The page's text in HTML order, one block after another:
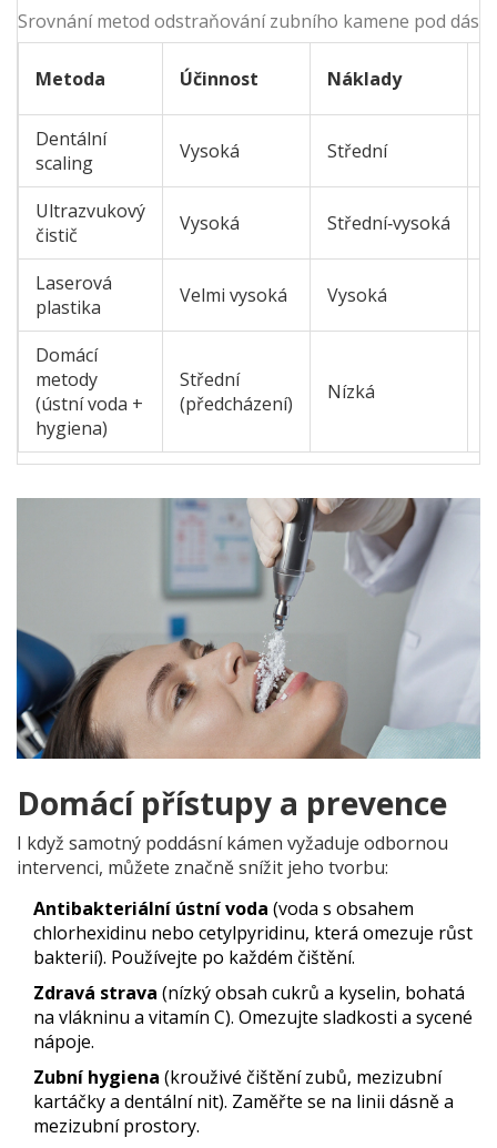
Srovnání metod odstraňování zubního kamene pod dásní
Metoda Účinnost Náklady
Dentální
scaling
Vysoká Střední
Ultrazvukový
čistič
Vysoká Střední‑vysoká
Laserová
plastika
Velmi vysoká Vysoká
Domácí
metody
(ústní voda +
hygiena)
Střední
(předcházení)
Nízká
Domácí přístupy a prevence
I když samotný poddásní kámen vyžaduje odbornou
intervenci, můžete značně snížit jeho tvorbu:
Antibakteriální ústní voda (voda s obsahem
chlorhexidinu nebo cetylpyridinu, která omezuje růst
bakterií). Používejte po každém čištění.
Zdravá strava (nízký obsah cukrů a kyselin, bohatá
na vlákninu a vitamín C). Omezujte sladkosti a sycené
nápoje.
Zubní hygiena (krouživé čištění zubů, mezizubní
kartáčky a dentální nit). Zaměřte se na linii dásně a
mezizubní prostory.